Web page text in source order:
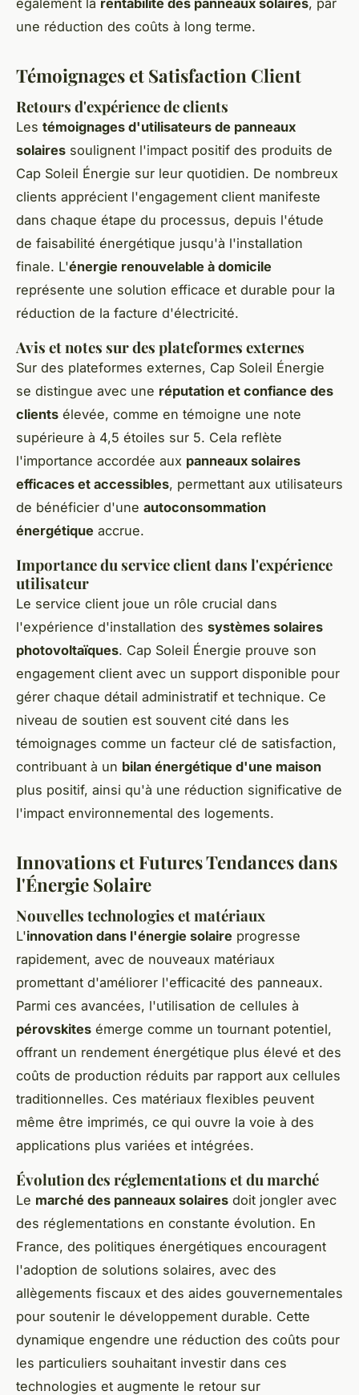
une réduction des coûts à long terme.
Témoignages et Satisfaction Client
Retours d'expérience de clients
Les témoignages d'utilisateurs de panneaux
solaires soulignent l'impact positif des produits de
Cap Soleil Énergie sur leur quotidien. De nombreux
clients apprécient l'engagement client manifeste
dans chaque étape du processus, depuis l'étude
de faisabilité énergétique jusqu'à l'installation
finale. L'énergie renouvelable à domicile
représente une solution efficace et durable pour la
réduction de la facture d'électricité.
Avis et notes sur des plateformes externes
Sur des plateformes externes, Cap Soleil Énergie
se distingue avec une réputation et confiance des
clients élevée, comme en témoigne une note
supérieure à 4,5 étoiles sur 5. Cela reflète
l'importance accordée aux panneaux solaires
efficaces et accessibles, permettant aux utilisateurs
de bénéficier d'une autoconsommation
énergétique accrue.
Importance du service client dans l'expérience
utilisateur
Le service client joue un rôle crucial dans
l'expérience d'installation des systèmes solaires
photovoltaïques. Cap Soleil Énergie prouve son
engagement client avec un support disponible pour
gérer chaque détail administratif et technique. Ce
niveau de soutien est souvent cité dans les
témoignages comme un facteur clé de satisfaction,
contribuant à un bilan énergétique d'une maison
plus positif, ainsi qu'à une réduction significative de
l'impact environnemental des logements.
Innovations et Futures Tendances dans
l'Énergie Solaire
Nouvelles technologies et matériaux
L'innovation dans l'énergie solaire progresse
rapidement, avec de nouveaux matériaux
promettant d'améliorer l'efficacité des panneaux.
Parmi ces avancées, l'utilisation de cellules à
pérovskites émerge comme un tournant potentiel,
offrant un rendement énergétique plus élevé et des
coûts de production réduits par rapport aux cellules
traditionnelles. Ces matériaux flexibles peuvent
même être imprimés, ce qui ouvre la voie à des
applications plus variées et intégrées.
Évolution des réglementations et du marché
Le marché des panneaux solaires doit jongler avec
des réglementations en constante évolution. En
France, des politiques énergétiques encouragent
l'adoption de solutions solaires, avec des
allègements fiscaux et des aides gouvernementales
pour soutenir le développement durable. Cette
dynamique engendre une réduction des coûts pour
les particuliers souhaitant investir dans ces
technologies et augmente le retour sur